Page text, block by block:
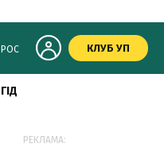
РОС КЛУБ УП
РЕКЛАМА: